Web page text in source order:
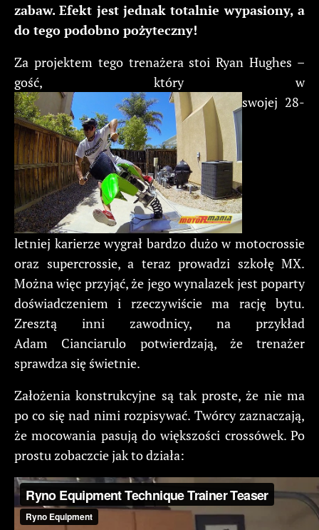
zabaw. Efekt jest jednak totalnie wypasiony, a
do tego podobno pożyteczny!
Za projektem tego trenażera stoi Ryan Hughes –
gość, który w
swojej 28-
letniej karierze wygrał bardzo dużo w motocrossie
oraz supercrossie, a teraz prowadzi szkołę MX.
Można więc przyjąć, że jego wynalazek jest poparty
doświadczeniem i rzeczywiście ma rację bytu.
Zresztą inni zawodnicy, na przykład
Adam Cianciarulo potwierdzają, że trenażer
sprawdza się świetnie.
Założenia konstrukcyjne są tak proste, że nie ma
po co się nad nimi rozpisywać. Twórcy zaznaczają,
że mocowania pasują do większości crossówek. Po
prostu zobaczcie jak to działa: